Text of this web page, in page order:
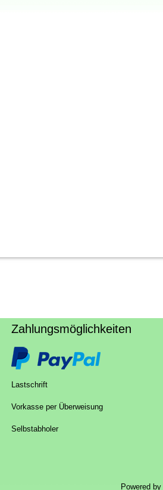
Zahlungsmöglichkeiten
Lastschrift
Vorkasse per Überweisung
Selbstabholer
Powered by